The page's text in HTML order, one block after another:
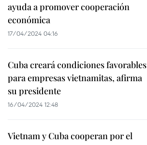
ayuda a promover cooperación
económica
17/04/2024 04:16
Cuba creará condiciones favorables
para empresas vietnamitas, afirma
su presidente
16/04/2024 12:48
Vietnam y Cuba cooperan por el